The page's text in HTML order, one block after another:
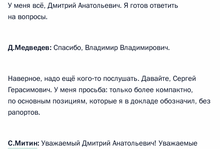
У меня всё, Дмитрий Анатольевич. Я готов ответить
на вопросы.
Д.Медведев: Спасибо, Владимир Владимирович.
Наверное, надо ещё кого‑то послушать. Давайте, Сергей
Герасимович. У меня просьба: только более компактно,
по основным позициям, которые я в докладе обозначил, без
рапортов.
С.Митин: Уважаемый Дмитрий Анатольевич! Уважаемые